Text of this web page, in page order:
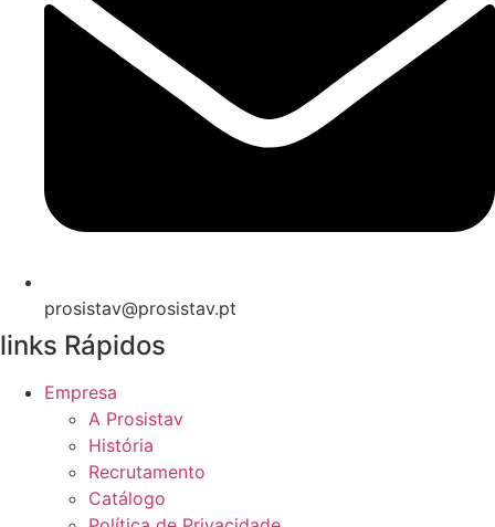
prosistav@prosistav.pt
links Rápidos
Empresa
A Prosistav
História
Recrutamento
Catálogo